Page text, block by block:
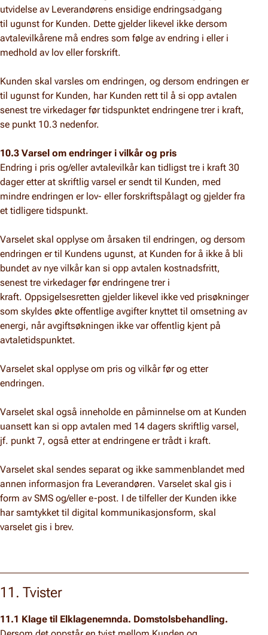
utvidelse av Leverandørens ensidige endringsadgang
til ugunst for Kunden. Dette gjelder likevel ikke dersom
avtalevilkårene må endres som følge av endring i eller i
medhold av lov eller forskrift.
Kunden skal varsles om endringen, og dersom endringen er
til ugunst for Kunden, har Kunden rett til å si opp avtalen
senest tre virkedager før tidspunktet endringene trer i kraft,
se punkt 10.3 nedenfor.
10.3 Varsel om endringer i vilkår og pris
Endring i pris og/eller avtalevilkår kan tidligst tre i kraft 30
dager etter at skriftlig varsel er sendt til Kunden, med
mindre endringen er lov- eller forskriftspålagt og gjelder fra
et tidligere tidspunkt.
Varselet skal opplyse om årsaken til endringen, og dersom
endringen er til Kundens ugunst, at Kunden for å ikke å bli
bundet av nye vilkår kan si opp avtalen kostnadsfritt,
senest tre virkedager før endringene trer i
kraft. Oppsigelsesretten gjelder likevel ikke ved prisøkninger
som skyldes økte offentlige avgifter knyttet til omsetning av
energi, når avgiftsøkningen ikke var offentlig kjent på
avtaletidspunktet.
Varselet skal opplyse om pris og vilkår før og etter
endringen.
Varselet skal også inneholde en påminnelse om at Kunden
uansett kan si opp avtalen med 14 dagers skriftlig varsel,
jf. punkt 7, også etter at endringene er trådt i kraft.
Varselet skal sendes separat og ikke sammenblandet med
annen informasjon fra Leverandøren. Varselet skal gis i
form av SMS og/eller e-post. I de tilfeller der Kunden ikke
har samtykket til digital kommunikasjonsform, skal
varselet gis i brev.
11. Tvister
11.1 Klage til Elklagenemnda. Domstolsbehandling.